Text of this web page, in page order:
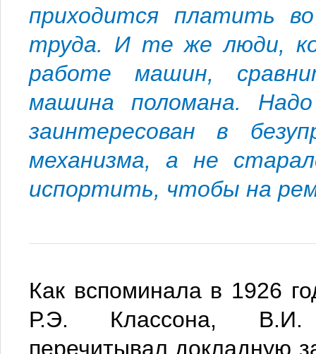
приходится платить
труда. И те же люди,
работе машин,
машина поломана.
заинтересован в
механизма, а не
испортить, чтобы на
Как вспоминала в 1926
Р.Э. Классона, В.И.
перечитывал докладную